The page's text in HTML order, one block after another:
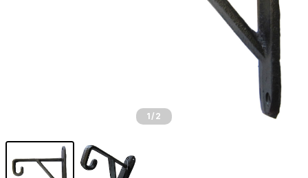
1 /2